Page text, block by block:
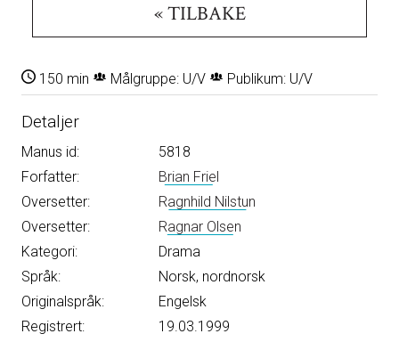
« TILBAKE
150 min Målgruppe: U/V Publikum: U/V
Detaljer
Manus id:
5818
Forfatter:
Brian Friel
Oversetter:
Ragnhild Nilstun
Oversetter:
Ragnar Olsen
Kategori:
Drama
Språk:
Norsk, nordnorsk
Originalspråk:
Engelsk
Registrert:
19.03.1999